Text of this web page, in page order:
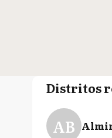
Distritos
AB